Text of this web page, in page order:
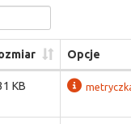
Opcje
KB